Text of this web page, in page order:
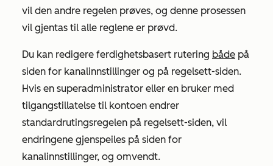
vil den andre regelen prøves, og denne prosessen
vil gjentas til alle reglene er prøvd.
Du kan redigere ferdighetsbasert rutering både på
siden for kanalinnstillinger og på regelsett-siden.
Hvis en superadministrator eller en bruker med
tilgangstillatelse til kontoen endrer
standardrutingsregelen på regelsett-siden, vil
endringene gjenspeiles på siden for
kanalinnstillinger, og omvendt.